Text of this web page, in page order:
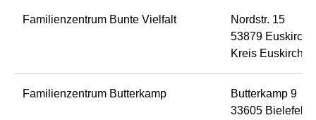
Familienzentrum Bunte Vielfalt
Nordstr. 15
53879
Kreis Euskirchen
Familienzentrum Butterkamp
Butterkamp 9
33605 Bielefeld